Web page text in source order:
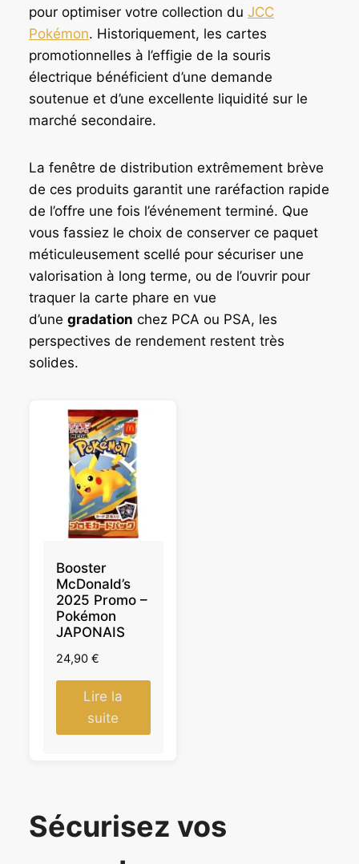
pour optimiser votre collection du JCC
Pokémon. Historiquement, les cartes
promotionnelles à l’effigie de la souris
électrique bénéficient d’une demande
soutenue et d’une excellente liquidité sur le
marché secondaire.
La fenêtre de distribution extrêmement brève
de ces produits garantit une raréfaction rapide
de l’offre une fois l’événement terminé. Que
vous fassiez le choix de conserver ce paquet
méticuleusement scellé pour sécuriser une
valorisation à long terme, ou de l’ouvrir pour
traquer la carte phare en vue
d’une gradation chez PCA ou PSA, les
perspectives de rendement restent très
solides.
Booster
McDonald’s
2025 Promo –
Pokémon
JAPONAIS
24,90 €
Lire la
suite
Sécurisez vos